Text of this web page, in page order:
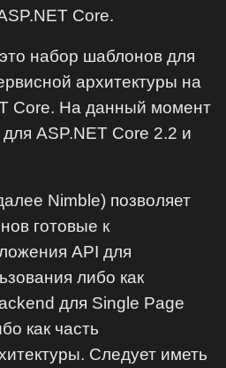
Core.
набор шаблонов для
архитектуры на
Core. На данный момент
ASP.NET Core 2.2 и
Nimble) позволяет
готовые к
API для
либо как
для Single Page
как часть
Следует иметь